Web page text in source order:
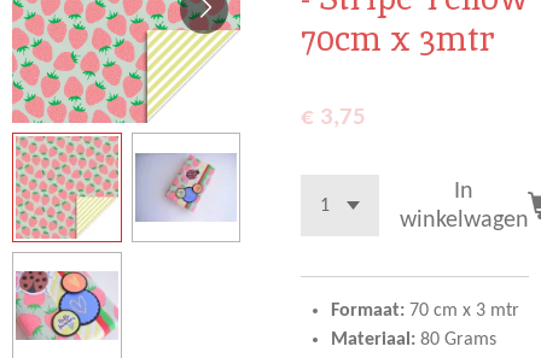
70cm x 3mtr
€ 3,75
In
winkelwagen
Formaat:70 cm x 3 mtr
Materiaal:80 Grams